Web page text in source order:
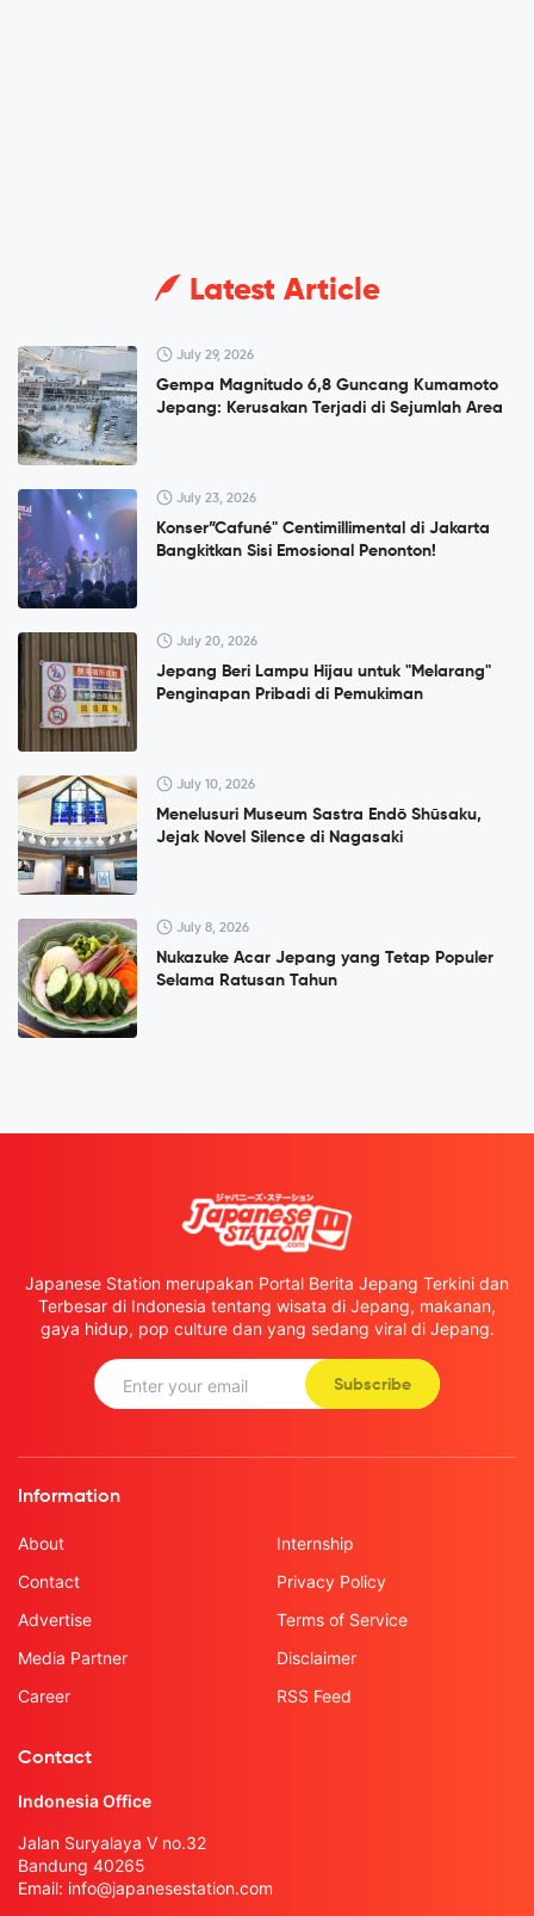
Latest Article
July 29, 2026
Gempa Magnitudo 6,8 Guncang Kumamoto
Jepang: Kerusakan Terjadi di Sejumlah Area
July 23, 2026
Konser”Cafuné" Centimillimental di Jakarta
Bangkitkan Sisi Emosional Penonton!
July 20, 2026
Jepang Beri Lampu Hijau untuk "Melarang"
Penginapan Pribadi di Pemukiman
July 10, 2026
Menelusuri Museum Sastra Endō Shūsaku,
Jejak Novel Silence di Nagasaki
July 8, 2026
Nukazuke Acar Jepang yang Tetap Populer
Selama Ratusan Tahun
Japanese Station merupakan Portal Berita Jepang Terkini dan
Terbesar di Indonesia tentang wisata di Jepang, makanan,
gaya hidup, pop culture dan yang sedang viral di Jepang.
Subscribe
Information
About
Contact
Advertise
Media Partner
Career
Internship
Privacy Policy
Terms of Service
Disclaimer
RSS Feed
Contact
Indonesia Office
Jalan Suryalaya V no.32
Bandung 40265
Email: info@japanesestation.com